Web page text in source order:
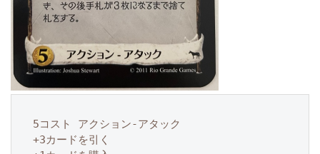
5コスト アクション-アタック
+3カードを引く